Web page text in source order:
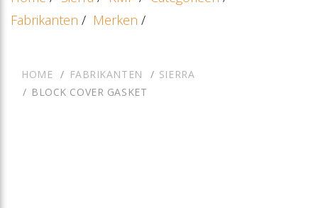
Fabrikanten / Merken /
HOME FABRIKANTEN
SIERRA
BLOCK COVER GASKET